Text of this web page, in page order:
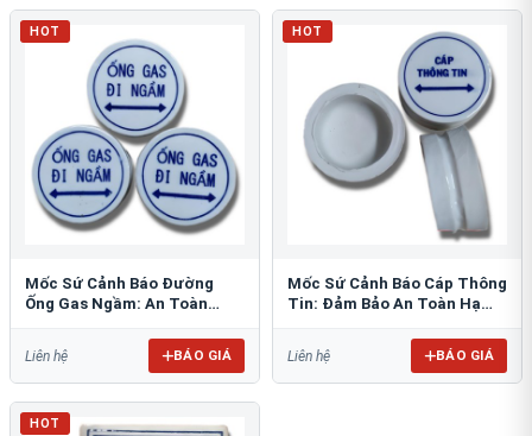
HOT
Mốc Sứ Cảnh Báo Đường
Ống Gas Ngầm: An Toàn
Liên hệ BÁO GIÁ
HOT
Mốc Sứ Cảnh Báo Cáp Thông
Tin: Đảm Bảo An Toàn Hạ
Liên hệ BÁO GIÁ
HOT